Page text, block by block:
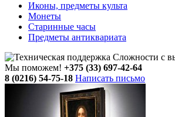
Иконы, предметы культа
Монеты
Старинные часы
Предметы антиквариата
Сложности с
Мы поможем! +375 (33) 697-42-64
8 (0216) 54-75-18 Написать письмо